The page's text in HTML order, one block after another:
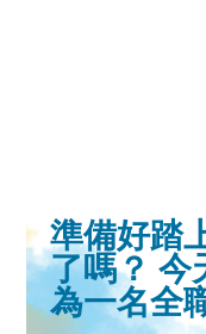
準備好踏
了嗎？ 今
為一名全